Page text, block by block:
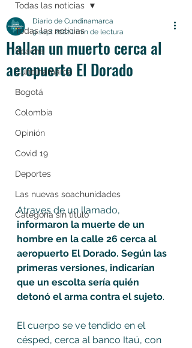
Todas las noticias
Soacha
Cundinamarca
Bogotá
Colombia
Opinión
Covid 19
Deportes
Las nuevas soachunidades
Categoría sin título
Todas las noticias
Hallan un muerto cerca al
aeropuerto El Dorado
Diario de Cundinamarca
9 sept 20221 min de lectura
Atraves de un llamado,
informaron la muerte de un
hombre en la calle 26 cerca al
aeropuerto El Dorado. Según las
primeras versiones, indicarían
que un escolta sería quién
detonó el arma contra el sujeto.
El cuerpo se ve tendido en el
césped, cerca al banco Itaú, con